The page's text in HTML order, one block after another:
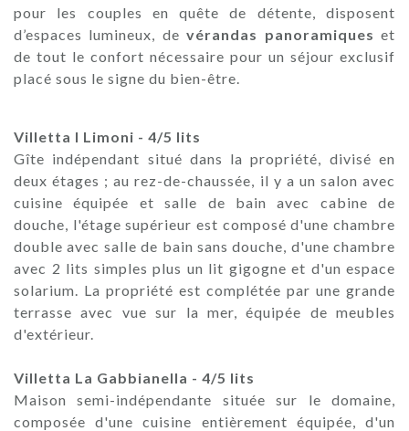
pour les couples en quête de détente, disposent
d’espaces lumineux, devérandas panoramiques et
de tout le confort nécessaire pour un séjour exclusif
placé sous le signe du bien-être.
Villetta I Limoni - 4/5 lits
Gîte indépendant situé dans la propriété, divisé en
deux étages ; au rez-de-chaussée, il y a un salon avec
cuisine équipée et salle de bain avec cabine de
douche, l'étage supérieur est composé d'une chambre
double avec salle de bain sans douche, d'une chambre
avec 2 lits simples plus un lit gigogne et d'un espace
solarium. La propriété est complétée par une grande
terrasse avec vue sur la mer, équipée de meubles
d'extérieur.
Villetta La Gabbianella - 4/5 lits
Maison semi-indépendante située sur le domaine,
composée d'une cuisine entièrement équipée, d'un